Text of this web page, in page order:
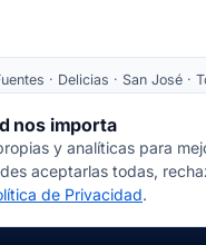
· Delicias · San José
📍 Cortes de Aragón 64 ·
©
nos importa
y analíticas para
aceptarlas todas,
de Privacidad.